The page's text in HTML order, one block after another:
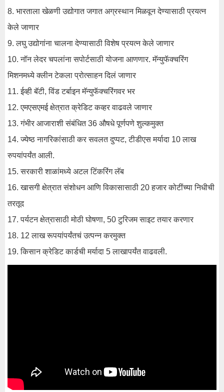
8. भारताला खेळणी उद्योगात जगात अग्रस्थान मिळवून देण्यासाठी प्रयत्न
केले जाणार
9. लघु उद्योगांना चालना देण्यासाठी विशेष प्रयत्न केले जाणार
10. नॉन लेदर चपलांना सपोर्टसाठी योजना आणणार. मॅन्युफॅक्चरिंग
मिशनमध्ये क्लीन टेकला प्रोत्साहन दिलं जाणार
11. ईव्ही बॅटी, विंड टर्बाइन मॅन्युफॅक्चरिंगवर भर
12. एमएसएमई क्षेत्रात क्रेडिट कव्हर वाढवले ​​जाणार
13. गंभीर आजाराशी संबंधित 36 औषधे पूर्णपणे शुल्कमुक्त
14. ज्येष्ठ नागरिकांसाठी कर सवलत दुप्पट, टीडीएस मर्यादा 10 लाख
रुपयांपर्यंत आली.
15. सरकारी शाळांमध्ये अटल टिंकरिंग लॅब
16. खासगी क्षेत्रात संशोधन आणि विकासासाठी 20 हजार कोटींच्या निधीची
तरतूद
17. पर्यटन क्षेत्रासाठी मोठी घोषणा, 50 टुरिजम साइट तयार करणार
18. 12 लाख रूपयांपर्यंतचं उत्पन्न करमुक्त
19. किसान क्रेडिट कार्डची मर्यादा 5 लाखापर्यंत वाढवली.